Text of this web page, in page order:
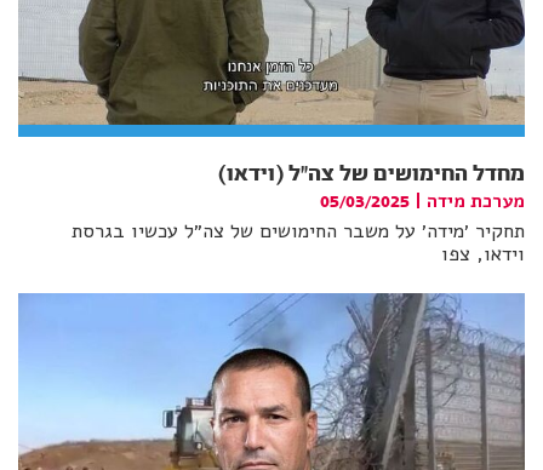
מחדל החימושים של צה״ל (וידאו)
מערכת מידה
05/03/2025
תחקיר ׳מידה׳ על משבר החימושים של צה״ל עכשיו בגרסת
וידאו, צפו